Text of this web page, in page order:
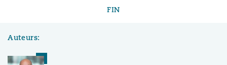
FIN
Auteurs: